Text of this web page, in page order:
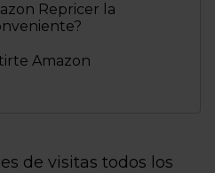
Repricer la
Amazon
de visitas todos los